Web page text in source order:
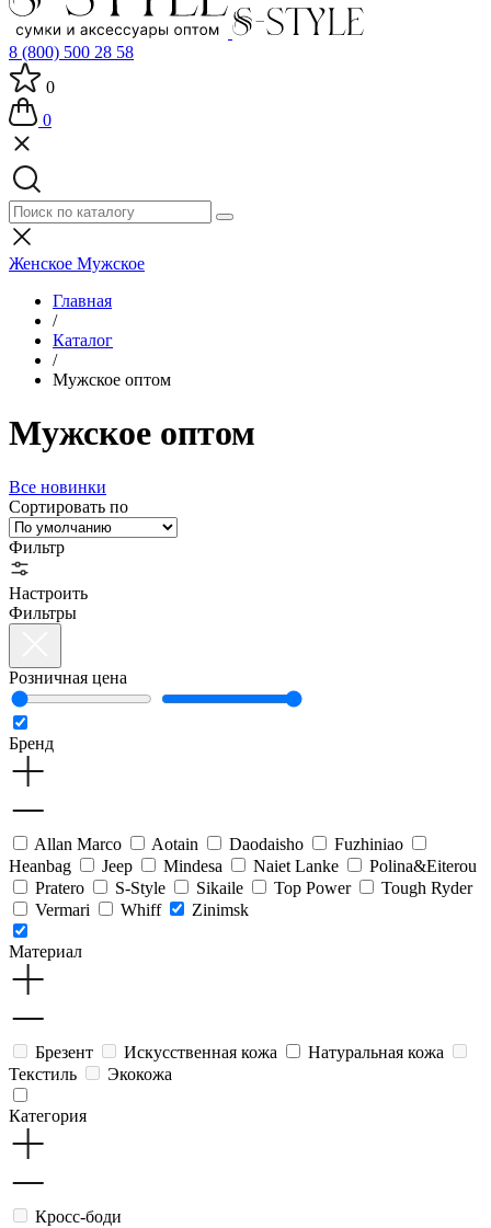
8 (800) 500 28 58
0
0
Женское Мужское
Главная
/
Каталог
/
Мужское оптом
Мужское оптом
Все новинки
Сортировать по
Фильтр
Настроить
Фильтры
Розничная цена
Бренд
Allan Marco Aotain Daodaisho
Fuzhiniao
Heanbag
Jeep Mindesa Naiet Lanke
Polina&Eiterou
Pratero
S-Style Sikaile Top Power
Tough Ryder
Vermari
Whiff Zinimsk
Материал
Брезент Искусственная кожа
Натуральная кожа
Текстиль
Экокожа
Категория
Кросс-боди